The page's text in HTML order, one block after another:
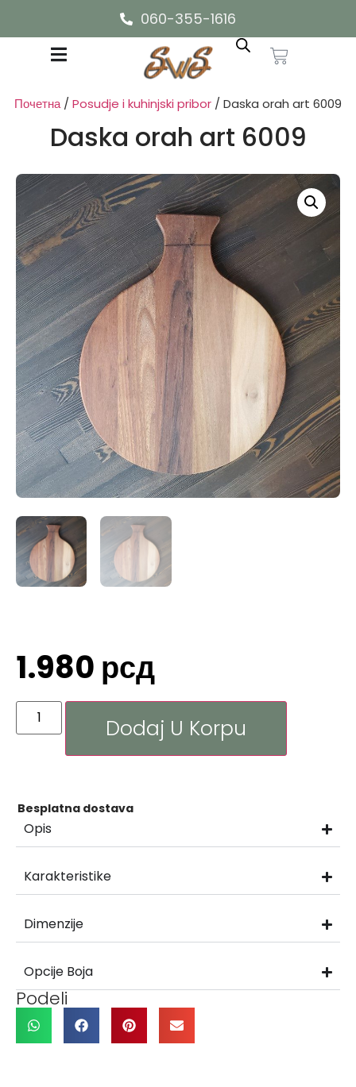
060-355-1616
Почетна/Posudje i kuhinjski pribor / Daska orah art 6009
Daska orah art 6009
1.980 рсд
Dodaj U Korpu
Besplatna dostava
Opis
Karakteristike
Dimenzije
Opcije Boja
Podeli